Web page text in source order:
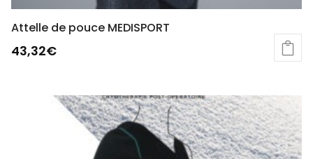
Attelle de pouce MEDISPORT
43,32€